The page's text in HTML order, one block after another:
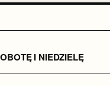
I NIEDZIELĘ